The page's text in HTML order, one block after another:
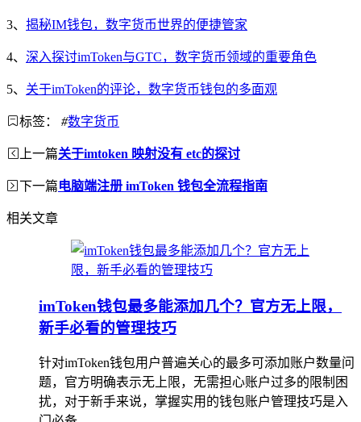
3、 揭秘IM钱包，数字货币世界的便捷管家
4、 深入探讨imToken与GTC，数字货币领域的重要角色
5、 关于imToken的评论，数字货币钱包的多面观
标签： #数字货币
上一篇关于imtoken 映射没有 etc的探讨
下一篇电脑端注册 imToken 钱包全流程指南
相关文章
imToken钱包最多能添加几个？官方无上限，
新手必看的管理技巧
针对imToken钱包用户普遍关心的最多可添加账户数量问
题，官方明确表示无上限，无需担心账户过多的限制困
扰，对于新手来说，掌握实用的钱包账户管理技巧是入